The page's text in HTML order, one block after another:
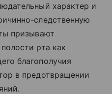
характер и
следственную
призывают
рта как
благополучия
в предотвращении